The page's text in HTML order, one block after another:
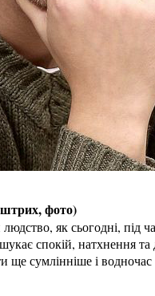
штрих, фото)
як сьогодні, під
спокій, натхнення
сумлінніше і водночас